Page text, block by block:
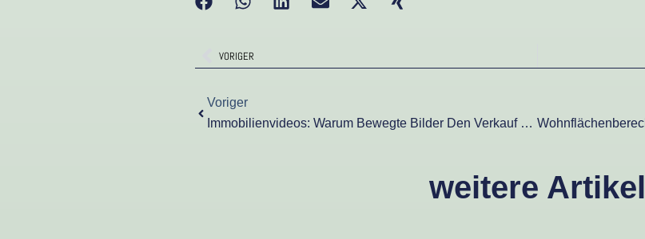
Zurück
VORIGER
Voriger
Immobilienvideos: Warum Bewegte Bilder Den Verkauf 2025 Beschleunigen
weitere Artikel